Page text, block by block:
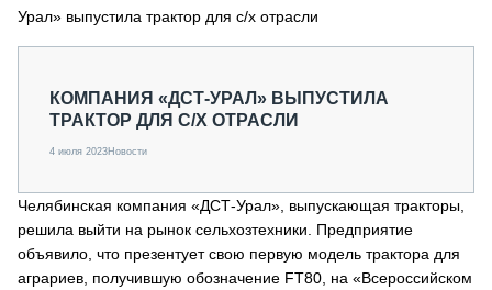
СПЕЦПРОЕКТЫ
О ПРОЕКТЕ
Урал» выпустила трактор для с/х отрасли
КОМПАНИЯ «ДСТ-УРАЛ» ВЫПУСТИЛА
ТРАКТОР ДЛЯ С/Х ОТРАСЛИ
4 июля 2023Новости
Челябинская компания «ДСТ-Урал», выпускающая тракторы,
решила выйти на рынок сельхозтехники. Предприятие
объявило, что презентует свою первую модель трактора для
аграриев, получившую обозначение FT80, на «Всероссийском